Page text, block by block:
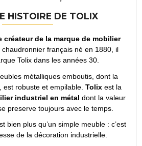
HISTOIRE DE TOLIX
créateur de la marque de mobilier
français né en 1880, il
Tolix dans les années 30.
métalliques emboutis, dont la
est robuste et empilable. Tolix est la
industriel en métal dont la valeur
preserve toujours avec le temps.
bien plus qu’un simple meuble : c’est
de la décoration industrielle.